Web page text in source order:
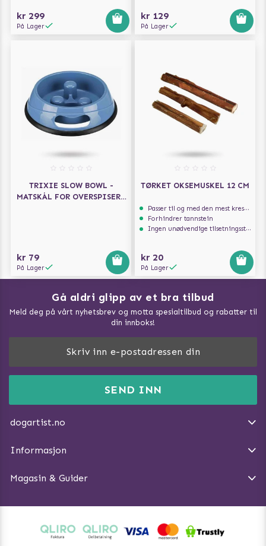
kr 299
På Lager
kr 129
På Lager
TRIXIE SLOW BOWL -
MATSKÅL FOR OVERSPISERE
kr 79
På Lager
TØRKET OKSEMUSKEL 12 CM
Passer til og med den mest kresne hunden
Forhindrer tannstein
Ingen unødvendige tilsetningsstoffer
kr 20
På Lager
Gå aldri glipp av et bra tilbud
Meld deg på vårt nyhetsbrev og motta spesialtilbud og rabatter til
din innboks!
SEND INN
dogartist.no
Dogartist.no eies og driftes av Purefun Org. nr: 918582711
E-post: info@doggie.no
Informasjon
Angre avtalen
Magasin & Guider
Slik måler du din hund
Tren Nose Work hjemme